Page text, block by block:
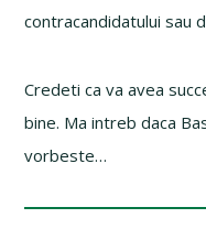
contracandidatului sau
Credeti ca va avea
bine. Ma intreb daca
vorbeste…